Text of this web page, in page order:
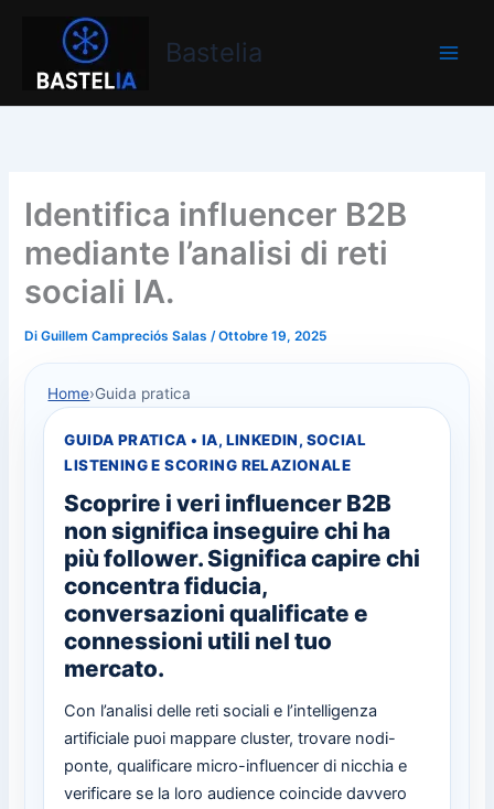
contenuto
Bastelia
Bastelia
Identifica influencer B2B
mediante l’analisi di reti
sociali IA.
DiGuillem Campreciós Salas/Ottobre 19, 2025
Home›Guida pratica
GUIDA PRATICA • IA, LINKEDIN, SOCIAL
LISTENING E SCORING RELAZIONALE
Scoprire i veri influencer B2B
non significa inseguire chi ha
più follower. Significa capire chi
concentra fiducia,
conversazioni qualificate e
connessioni utili nel tuo
mercato.
Con l’analisi delle reti sociali e l’intelligenza
artificiale puoi mappare cluster, trovare nodi-
ponte, qualificare micro-influencer di nicchia e
verificare se la loro audience coincide davvero